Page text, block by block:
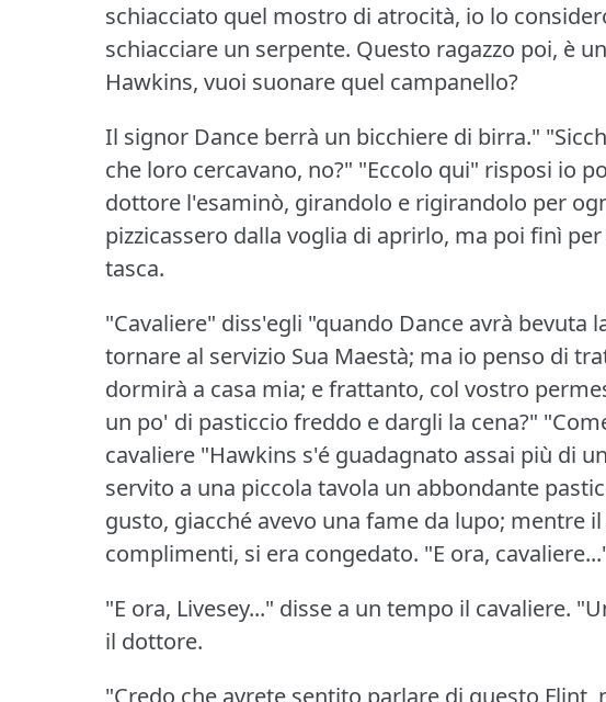
schiacciato quel mostro di atrocità, io lo
schiacciare un serpente. Questo ragazzo poi, è
Hawkins, vuoi suonare quel campanello?
Il signor Dance berrà un bicchiere di birra."
che loro cercavano, no?" "Eccolo qui" risposi io
dottore l'esaminò, girandolo e rigirandolo per
pizzicassero dalla voglia di aprirlo, ma poi finì
tasca.
"Cavaliere" diss'egli "quando Dance avrà
tornare al servizio Sua Maestà; ma io penso di
dormirà a casa mia; e frattanto, col vostro
un po' di pasticcio freddo e dargli la cena?"
cavaliere "Hawkins s'é guadagnato assai più di
servito a una piccola tavola un abbondante
gusto, giacché avevo una fame da lupo; mentre
complimenti, si era congedato. "E ora,
"E ora, Livesey..." disse a un tempo il cavaliere.
il dottore.